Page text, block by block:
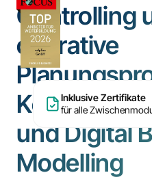
Inklusive Zertifikate
für alle
Controlling
operative
und Digital
Modelling